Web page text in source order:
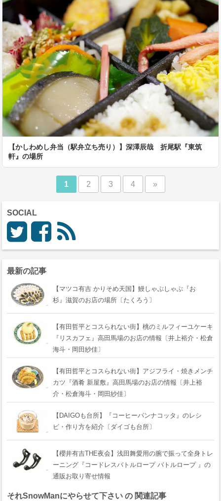
【かしわめし弁当（駅弁立ち売り）】深澤辰哉 折尾駅『東筑
軒』の場所
1 2 3 4 »
SOCIAL
最新の記事
【マツコ有吉 かりそめ天国】鰻しゃぶしゃぶ『おゝ
杉』滋賀のお店の場所〔たくろう〕
【有田哲平とコスられない街】桃のミルフィーユケーキ
『リスカフェ』高田馬場のお店の情報〔井上裕介・松倉
海斗・岡田紗佳〕
【有田哲平とコスられない街】アジフライ・焼きメンチ
カツ『酒肴 新屋敷』高田馬場のお店の情報〔井上裕
介・松倉海斗・岡田紗佳〕
【DAIGOも台所】『コーヒーパンナコッタ』のレシ
ピ・作り方を紹介〔ダイゴも台所〕
【櫻井有吉THE夜会】浅田舞愛用の腕で振って全身トレ
ーニング『コードレスバトルロープ バトルロープ 』の
通販お取り寄せ情報
それSnowManにやらせて下さい の 関連記事